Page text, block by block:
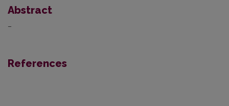
Abstract
–
References